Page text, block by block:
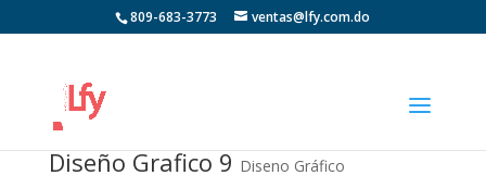
809-683-3773 ventas@lfy.com.do
Diseño Grafico 9 Diseno Gráfico